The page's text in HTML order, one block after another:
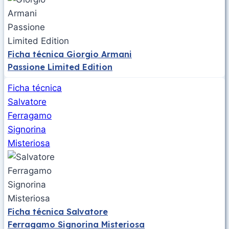
Ficha técnica Giorgio Armani
Passione Limited Edition
Ficha técnica
Salvatore
Ferragamo
Signorina
Misteriosa
Ficha técnica Salvatore
Ferragamo Signorina Misteriosa